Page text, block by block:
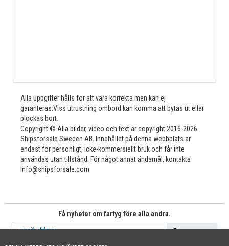
Alla uppgifter hålls för att vara korrekta men kan ej
garanteras.Viss utrustning ombord kan komma att bytas ut eller
plockas bort.
Copyright © Alla bilder, video och text är copyright 2016-2026
Shipsforsale Sweden AB. Innehållet på denna webbplats är
endast för personligt, icke-kommersiellt bruk och får inte
användas utan tillstånd. För något annat ändamål, kontakta
info@shipsforsale.com
Få nyheter om fartyg före alla andra.